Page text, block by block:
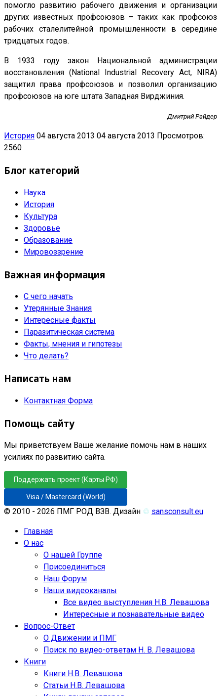
помогло развитию рабочего движения и организации
других известных профсоюзов – таких как профсоюз
рабочих сталелитейной промышленности в середине
тридцатых годов.
В 1933 году закон Национальной администрации
восстановления (National Industrial Recovery Act, NIRA)
защитил права профсоюзов и позволил организацию
профсоюзов на юге штата Западная Вирджиния.
Дмитрий Райдер
История 04 августа 2013 04 августа 2013 Просмотров:
2560
Блог категорий
Наука
История
Культура
Здоровье
Образование
Мировоззрение
Важная информация
С чего начать
Утерянные Знания
Интересные факты
Паразитическая система
Факты, мнения и гипотезы
Что делать?
Написать нам
Контактная Форма
Помощь сайту
Мы приветствуем Ваше желание помочь нам в наших
усилиях по развитию сайта.
Поддержать проект (Карты РФ)
Visa / Mastercard (World)
© 2010 - 2026 ПМГ РОД ВЗВ. Дизайн ♲ sansconsult.eu
Главная
О нас
О нашей Группе
Присоединиться
Наш Форум
Наши видеоканалы
Все видео выступления Н.В. Левашова
Интересные и познавательные видео
Вопрос-Ответ
О Движении и ПМГ
Поиск по видео-ответам Н. В. Левашова
Книги
Книги Н.В. Левашова
Статьи Н.В. Левашова